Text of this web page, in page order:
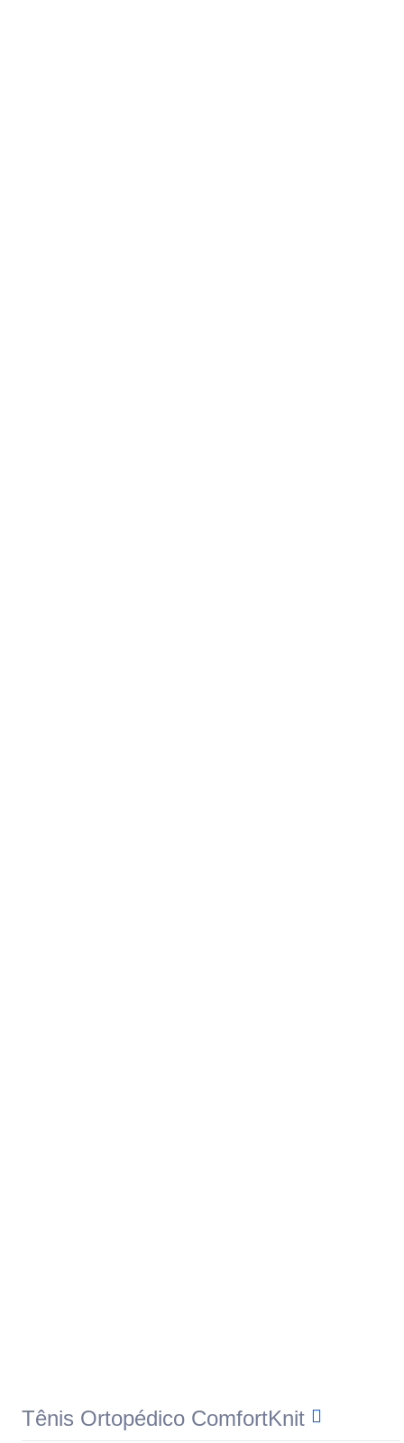
Tênis Ortopédico ComfortKnit